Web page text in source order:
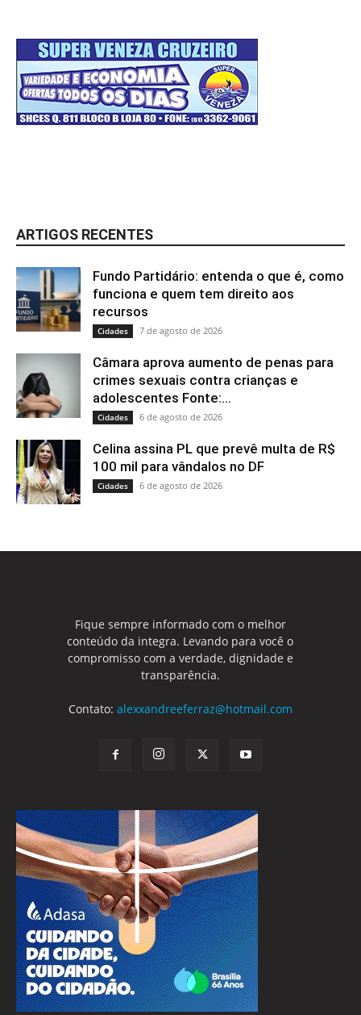
ARTIGOS RECENTES
Fundo Partidário: entenda o que é, como
funciona e quem tem direito aos
recursos
Cidades 7 de agosto de 2026
Câmara aprova aumento de penas para
crimes sexuais contra crianças e
adolescentes Fonte:...
Cidades 6 de agosto de 2026
Celina assina PL que prevê multa de R$
100 mil para vândalos no DF
Cidades 6 de agosto de 2026
Fique sempre informado com o melhor
conteúdo da integra. Levando para você o
compromisso com a verdade, dignidade e
transparência.
Contato: alexxandreeferraz@hotmail.com